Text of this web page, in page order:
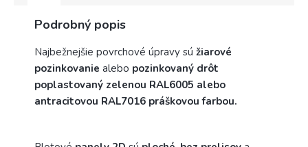
Podrobný popis
Najbežnejšie povrchové úpravy sú žiarové
pozinkovanie alebo pozinkovaný drôt
poplastovaný zelenou RAL6005 alebo
antracitovou RAL7016 práškovou farbou.